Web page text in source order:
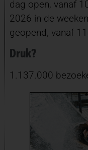
dag open, vanaf
2026 in de
geopend, vanaf
Druk?
1.137.000